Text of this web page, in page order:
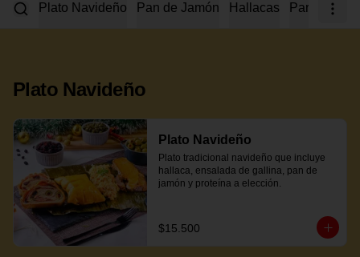
Plato Navideño Pan de Jamón Hallacas Para
Plato Navideño
Plato Navideño
Plato tradicional navideño que incluye
hallaca, ensalada de gallina, pan de
jamón y proteína a elección.
$15.500